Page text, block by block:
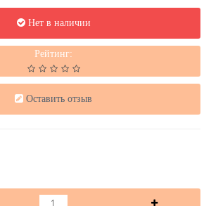
Нет в наличии
Рейтинг:
Оставить отзыв